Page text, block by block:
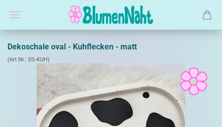
Dekoschale oval - Kuhflecken - matt
(Art.Nr.: DS-KUH)